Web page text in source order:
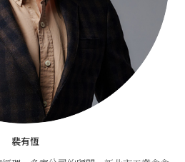
裴有恆